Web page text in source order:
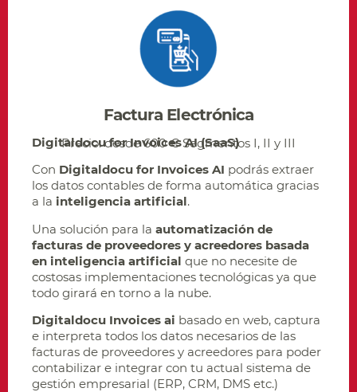
Factura Electrónica
Precio: desde 600 € Segmentos I, II y III
Digitaldocu for Invoices AI (SaaS)
Con Digitaldocu for Invoices AI podrás extraer
los datos contables de forma automática gracias
a la inteligencia artificial.
Una solución para la automatización de
facturas de proveedores y acreedores basada
en inteligencia artificial que no necesite de
costosas implementaciones tecnológicas ya que
todo girará en torno a la nube.
Digitaldocu Invoices ai basado en web, captura
e interpreta todos los datos necesarios de las
facturas de proveedores y acreedores para poder
contabilizar e integrar con tu actual sistema de
gestión empresarial (ERP, CRM, DMS etc.)